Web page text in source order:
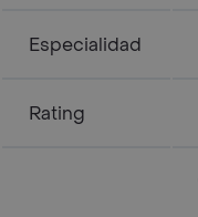
Especialidad
Rating